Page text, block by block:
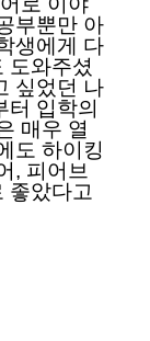
부뿐만 아
생에게 다
도와주셨
싶었던 나
터 입학의
매우 열
도 하이킹
, 피어브
좋았다고